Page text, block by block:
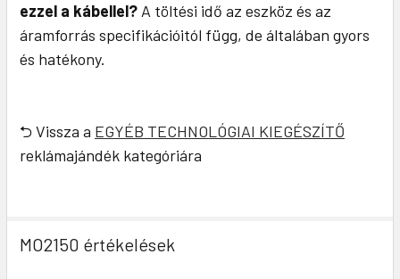
ezzel a kábellel?A töltési idő az eszköz és az
áramforrás specifikációitól függ, de általában gyors
és hatékony.
⮌ Vissza a EGYÉB TECHNOLÓGIAI KIEGÉSZÍTŐ
reklámajándék kategóriára
MO2150 értékelések